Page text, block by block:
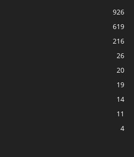
926
619
216
26
20
19
14
11
4